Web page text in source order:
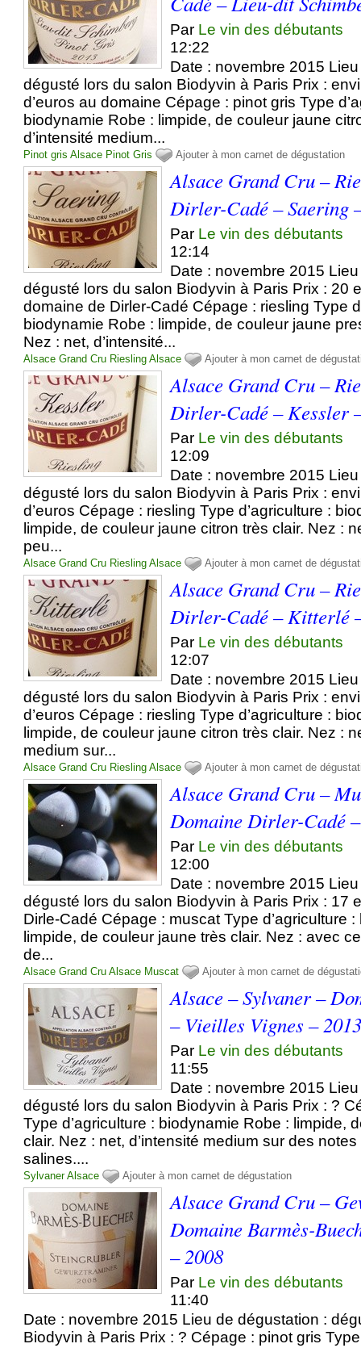
Par Le vin des débutants
12:22
Date : novembre 2015
dégusté lors du salon Biodyvin à Paris Prix :
d’euros au domaine Cépage : pinot gris Type
biodynamie Robe : limpide, de couleur jaune
d’intensité medium...
Pinot gris Alsace Pinot Gris Ajouter à mon carnet de dégustation
Alsace Grand Cru –
Dirler-Cadé – Saering
Par Le vin des débutants
12:14
Date : novembre 2015
dégusté lors du salon Biodyvin à Paris Prix : 20
domaine de Dirler-Cadé Cépage : riesling Type
biodynamie Robe : limpide, de couleur jaune
Nez : net, d’intensité...
Alsace Grand Cru Riesling Alsace Ajouter à mon carnet de
Alsace Grand Cru –
Dirler-Cadé – Kessler
Par Le vin des débutants
12:09
Date : novembre 2015
dégusté lors du salon Biodyvin à Paris Prix :
d’euros Cépage : riesling Type d’agriculture :
limpide, de couleur jaune citron très clair. Nez :
peu...
Alsace Grand Cru Riesling Alsace Ajouter à mon carnet de
Alsace Grand Cru –
Dirler-Cadé – Kitterlé
Par Le vin des débutants
12:07
Date : novembre 2015
dégusté lors du salon Biodyvin à Paris Prix :
d’euros Cépage : riesling Type d’agriculture :
limpide, de couleur jaune citron très clair. Nez :
medium sur...
Alsace Grand Cru Riesling Alsace Ajouter à mon carnet de
Alsace Grand Cru –
Domaine Dirler-Cadé
Par Le vin des débutants
12:00
Date : novembre 2015
dégusté lors du salon Biodyvin à Paris Prix : 17
Dirle-Cadé Cépage : muscat Type d’agriculture
limpide, de couleur jaune très clair. Nez : avec
de...
Alsace Grand Cru Alsace Muscat Ajouter à mon carnet de
Alsace – Sylvaner –
– Vieilles Vignes –
Par Le vin des débutants
11:55
Date : novembre 2015
dégusté lors du salon Biodyvin à Paris Prix : ?
Type d’agriculture : biodynamie Robe : limpide,
clair. Nez : net, d’intensité medium sur des
salines....
Sylvaner Alsace Ajouter à mon carnet de dégustation
Alsace Grand Cru –
Domaine Barmès-
– 2008
Par Le vin des débutants
11:40
Date : novembre 2015 Lieu de dégustation :
Biodyvin à Paris Prix : ? Cépage : pinot gris